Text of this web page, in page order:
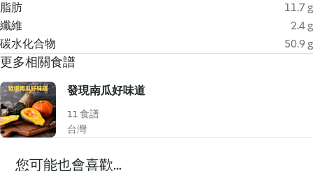
脂肪
11.7 g
纖維
2.4 g
碳水化合物
50.9 g
更多相關食譜
發現南瓜好味道
11 食譜
台灣
您可能也會喜歡...